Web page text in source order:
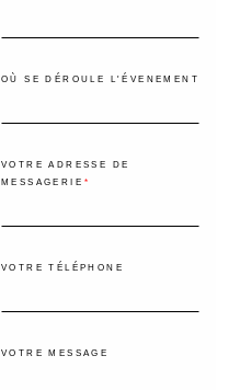
OÙ SE DÉROULE L'ÉVENEMENT
VOTRE ADRESSE DE
MESSAGERIE
VOTRE TÉLÉPHONE
VOTRE MESSAGE